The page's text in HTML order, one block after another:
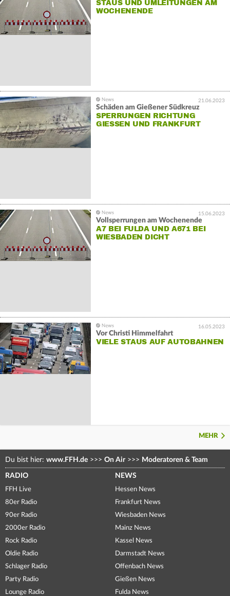
STAUS UND UMLEITUNGEN AM
WOCHENENDE
21.06.2023
Schäden am Gießener Südkreuz
SPERRUNGEN RICHTUNG
GIESSEN UND FRANKFURT
15.06.2023
Vollsperrungen am Wochenende
A7 BEI FULDA UND A671 BEI
WIESBADEN DICHT
16.05.2023
Vor Christi Himmelfahrt
VIELE STAUS AUF AUTOBAHNEN
MEHR
Du bist hier: www.FFH.de >>> On Air >>> Moderatoren & Team
RADIO
FFH Live
80er Radio
90er Radio
2000er Radio
Rock Radio
Oldie Radio
Schlager Radio
Party Radio
Lounge Radio
NEWS
Hessen News
Frankfurt News
Wiesbaden News
Mainz News
Kassel News
Darmstadt News
Offenbach News
Gießen News
Fulda News